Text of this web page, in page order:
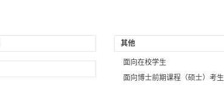
其他
面向在校学生
面向博士前期课程（硕士）考生